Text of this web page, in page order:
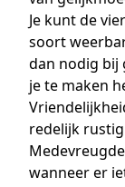
Je kunt de
soort
dan nodig bij
je te maken
redelijk
wanneer er